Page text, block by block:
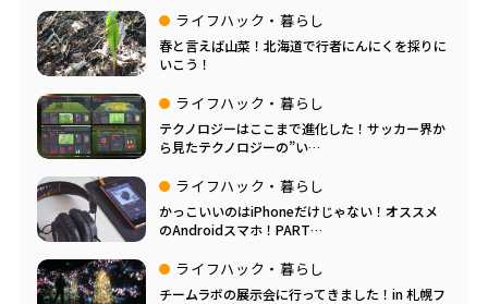
ライフハック・暮らし
春と言えば山菜！北海道で行者にんにくを採りに
いこう！
ライフハック・暮らし
テクノロジーはここまで進化した！サッカー界か
ら見たテクノロジーの”い…
ライフハック・暮らし
かっこいいのはiPhoneだけじゃない！オススメ
のAndroidスマホ！PART…
ライフハック・暮らし
チームラボの展示会に行ってきました！in 札幌フ